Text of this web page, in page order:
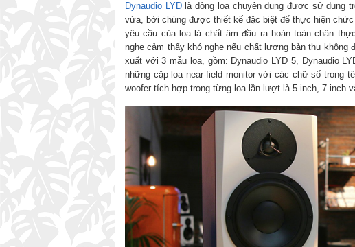
Dynaudio LYDlà dòng loa chuyên dụng được sử dụng
vừa, bởi chúng được thiết kế đặc biệt để thực hiện
yêu cầu của loa là chất âm đầu ra hoàn toàn chân
nghe cảm thấy khó nghe nếu chất lượng bản thu
xuất với 3 mẫu loa, gồm: Dynaudio LYD 5, Dynaudio
những cặp loa near-field monitor với các chữ số trong
woofer tích hợp trong từng loa lần lượt là 5 inch, 7 inch